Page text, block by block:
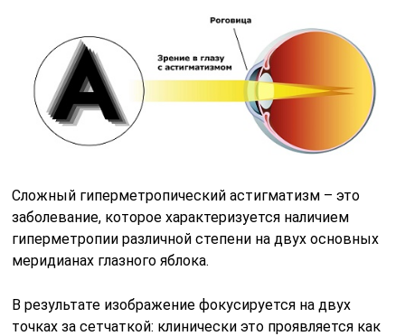
Сложный гиперметропический астигматизм – это
заболевание, которое характеризуется наличием
гиперметропии различной степени на двух основных
меридианах глазного яблока.
В результате изображение фокусируется на двух
точках за сетчаткой: клинически это проявляется как